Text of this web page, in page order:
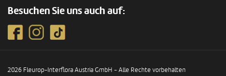
Besuchen Sie uns auch auf:
2026 Fleurop-Interflora Austria GmbH - Alle Rechte vorbehalten